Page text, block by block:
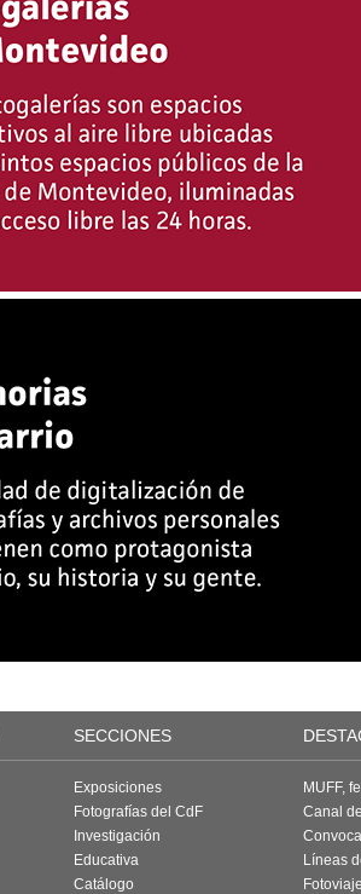
SECCIONES
Exposiciones
Fotografías del CdF
Investigación
Educativa
Catálogo
MUFF,
Canal
Líneas